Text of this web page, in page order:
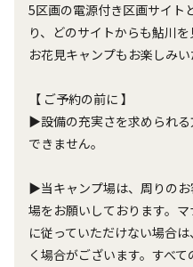
5区画の電源付き区画サイト
り、どのサイトからも鮎川
お花見キャンプもお楽しみ
【 ご予約の前に 】
▶︎設備の充実さを求められ
できません。
▶︎当キャンプ場は、周りの
場をお願いしております。
に従っていただけない場合
く場合がございます。すべ